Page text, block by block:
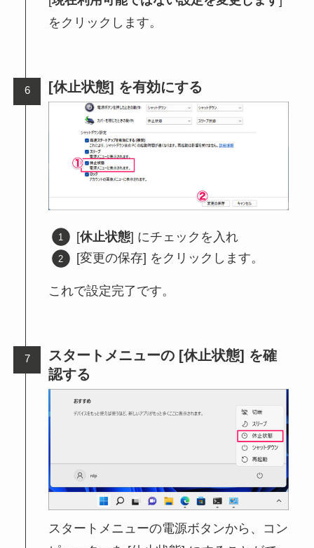
をクリックします。
[休止状態] を有効にする
[休止状態] にチェックを入れ
[変更の保存] をクリックします。
これで設定完了です。
スタートメニューの [休止状態] を確
認する
スタートメニューの電源ボタンから、コン